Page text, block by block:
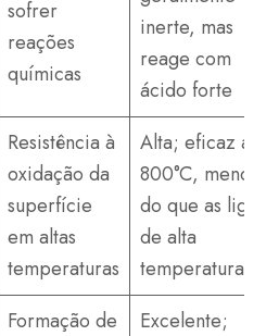
sofrer
reações
químicas
inerte, mas
reage com
ácido forte
Resistência à
oxidação da
superfície
em altas
temperaturas
Alta; eficaz até
800°C, menos
do que as ligas
de alta
temperatura
Formação de
Excelente;